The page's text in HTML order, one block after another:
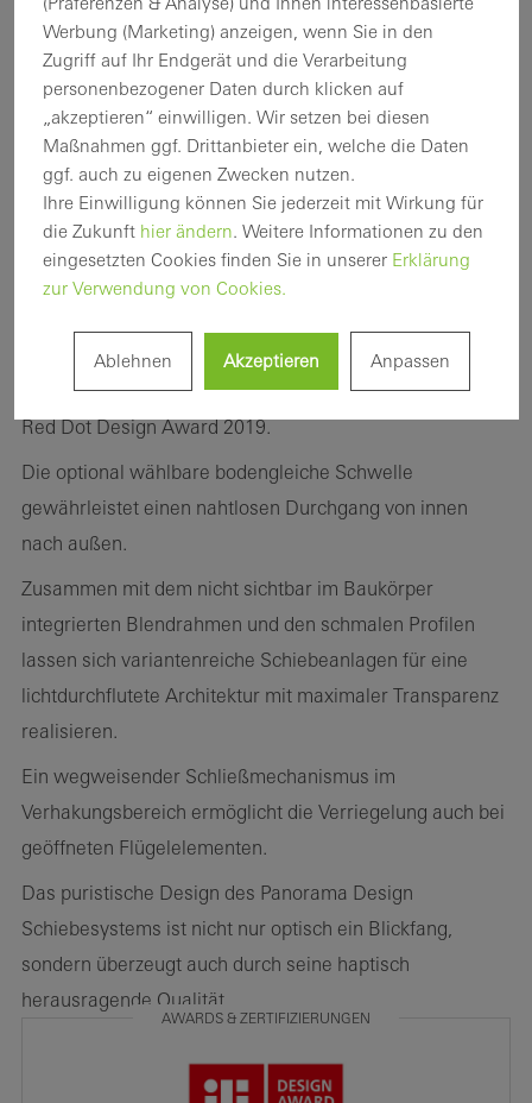
Panorama Design kombiniert mit maximaler
Flexibilität und Transparenz
Das wärmegedämmte Schiebesystem
flexible Lösungen, die auch höchste Komfort- und
Designansprüche erfüllen – ausgezeichnet mit dem
Red Dot Design Award 2019.
Die optional wählbare bodengleiche Schwelle
gewährleistet einen nahtlosen Durchgang von innen
nach außen.
Zusammen mit dem nicht sichtbar im Baukörper
integrierten Blendrahmen und den schmalen Profilen
lassen sich variantenreiche Schiebeanlagen für eine
lichtdurchflutete Architektur mit maximaler Transparenz
realisieren.
Ein wegweisender Schließmechanismus im
Verhakungsbereich ermöglicht die Verriegelung auch bei
geöffneten Flügelelementen.
Das puristische Design des Panorama Design
Schiebesystems ist nicht nur optisch ein Blickfang,
sondern überzeugt auch durch seine haptisch
herausragende Qualität.
AWARDS & ZERTIFIZIERUNGEN
Werbung (Marketing) anzeigen, wenn Sie in den
Zugriff auf Ihr Endgerät und die Verarbeitung
personenbezogener Daten durch klicken auf
„akzeptieren“ einwilligen. Wir setzen bei diesen
Maßnahmen ggf. Drittanbieter ein, welche die Daten
ggf. auch zu eigenen Zwecken nutzen.
Ihre Einwilligung können Sie jederzeit mit Wirkung für
die Zukunft hier ändern. Weitere Informationen zu den
eingesetzten Cookies finden Sie in unserer Erklärung
zur Verwendung von Cookies.
Ablehnen Akzeptieren Anpassen